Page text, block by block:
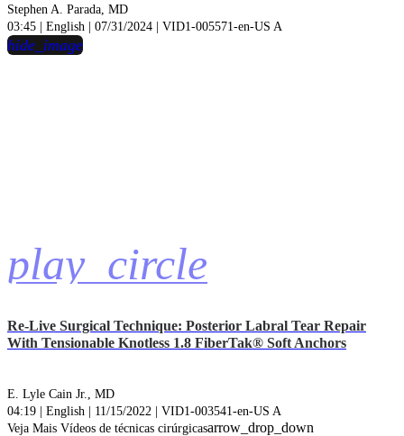
Stephen A. Parada, MD
03:45 | English | 07/31/2024 | VID1-005571-en-US A
play_circle
hide_image
Re-Live Surgical Technique: Posterior Labral Tear Repair
With Tensionable Knotless 1.8 FiberTak® Soft Anchors
E. Lyle Cain Jr., MD
04:19 | English | 11/15/2022 | VID1-003541-en-US A
Veja Mais Vídeos de técnicas cirúrgicasarrow_drop_down